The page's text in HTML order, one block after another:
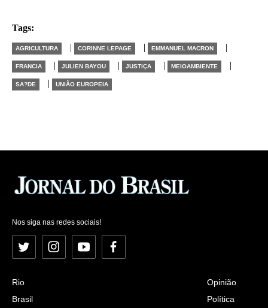
Tags:
AGRICULTURA | CORINNE LEPAGE | EMMANUEL MACRON |
FRANCIA | JULIEN BAYOU | JUSTIÇA | MEIOAMBIENTE |
SA?DE | UNIÃO EUROPEIA
Nos siga nas redes sociais!
Twitter InstagramYouTubeFacebook
Rio
Brasil
Opinião
Política